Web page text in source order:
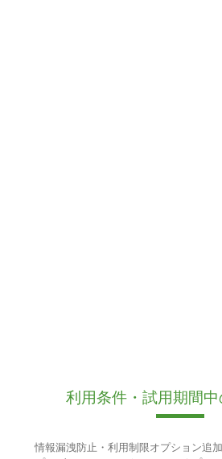
利用条件・試用期間
情報漏洩防止・利用制限オプション追